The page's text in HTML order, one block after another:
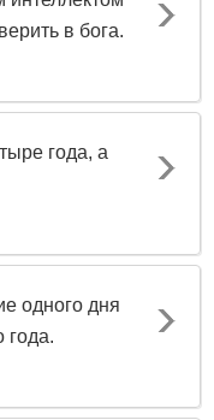
в бога.
года, а
одного дня
года.